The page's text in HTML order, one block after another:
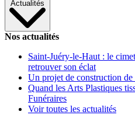
Actualités
Nos actualités
Saint-Juéry-le-Haut : le
retrouver son éclat
Un projet de construction
Quand les Arts Plastiques
Funéraires
Voir toutes les actualités